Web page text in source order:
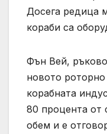
Досега редица
кораби са
Фън Вей,
новото роторно
корабната
80 процента от
обем и е